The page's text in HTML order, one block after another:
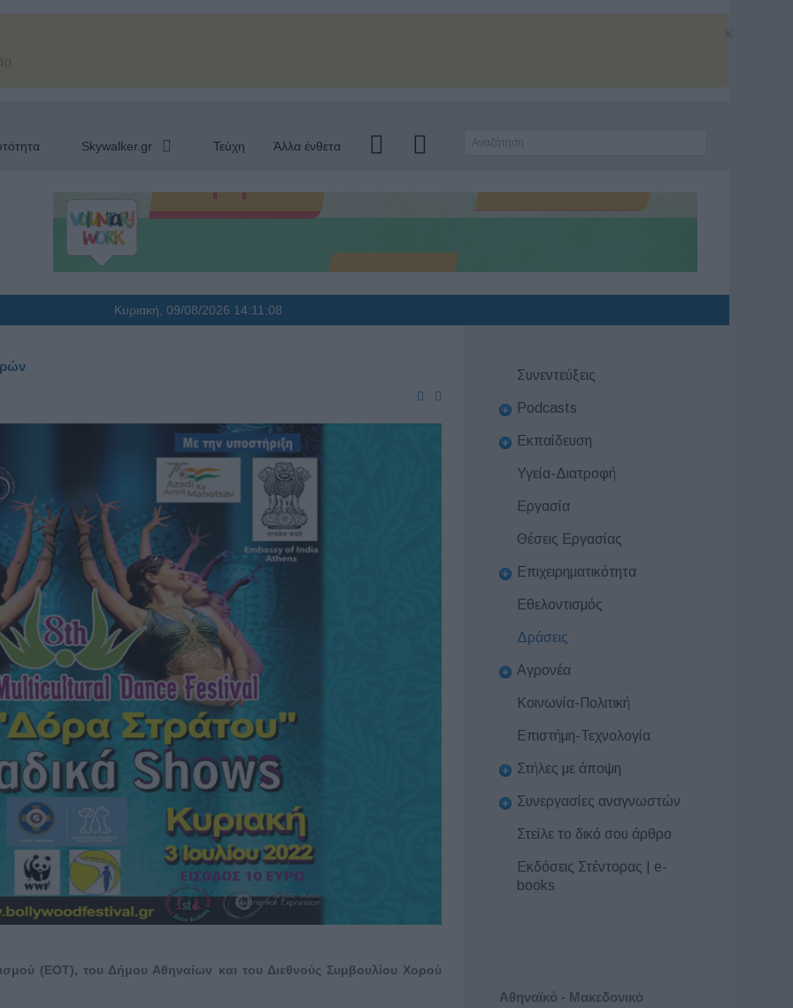
Skywalker.gr Τεύχη Άλλα ένθετα
Κυριακή, 09/08/2026 14:11:09
(ΕΟΤ), του Δήμου Αθηναίων και του Διεθνούς Συμβουλίου Χορού
Συνεντεύξεις
Podcasts
Εκπαίδευση
Υγεία-Διατροφή
Εργασία
Θέσεις Εργασίας
Επιχειρηματικότητα
Εθελοντισμός
Δράσεις
Αγρονέα
Κοινωνία-Πολιτική
Επιστήμη-Τεχνολογία
Στήλες με άποψη
Συνεργασίες αναγνωστών
Στείλε το δικό σου άρθρο
Εκδόσεις Στέντορας | e-
books
Αθηναϊκό - Μακεδονικό